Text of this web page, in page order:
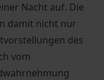
Nacht auf. Die
damit nicht nur
des
vom